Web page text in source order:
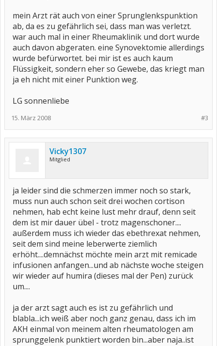
mein Arzt rät auch von einer Sprunglenkspunktion
ab, da es zu gefährlich sei, dass man was verletzt.
war auch mal in einer Rheumaklinik und dort wurde
auch davon abgeraten. eine Synovektomie allerdings
wurde befürwortet. bei mir ist es auch kaum
Flüssigkeit, sondern eher so Gewebe, das kriegt man
ja eh nicht mit einer Punktion weg.
LG sonnenliebe
#3
15. März 2008
Vicky1307
Mitglied
ja leider sind die schmerzen immer noch so stark,
muss nun auch schon seit drei wochen cortison
nehmen, hab echt keine lust mehr drauf, denn seit
dem ist mir dauer übel - trotz magenschoner....
außerdem muss ich wieder das ebethrexat nehmen,
seit dem sind meine leberwerte ziemlich
erhöht....demnächst möchte mein arzt mit remicade
infusionen anfangen...und ab nächste woche steigen
wir wieder auf humira (dieses mal der Pen) zurück
um....
ja der arzt sagt auch es ist zu gefährlich und
blabla...ich weiß aber noch ganz genau, dass ich im
AKH einmal von meinem alten rheumatologen am
sprunggelenk punktiert worden bin...aber naja..ist